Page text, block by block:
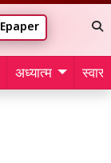
Epaper
अध्यात्म